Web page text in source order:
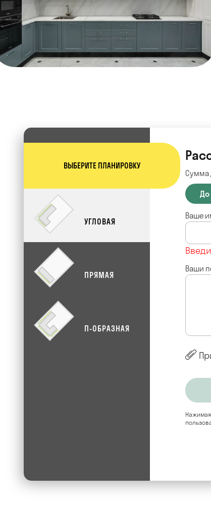
ВЫБЕРИТЕ ПЛАНИРОВКУ
УГЛОВАЯ
ПРЯМАЯ
П-ОБРАЗНАЯ
Сумма
До
Ваше
Ваши